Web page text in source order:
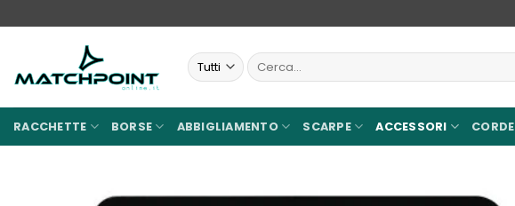
ai
Cerca:
RACCHETTE BORSE ABBIGLIAMENTO SCARPE ACCESSORI CORDE